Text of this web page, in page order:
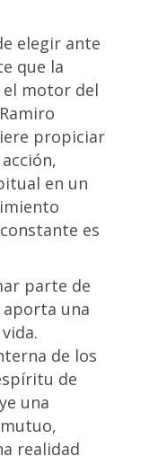
elegir ante
que la
motor del
propiciar
en un
es
parte de
una
de los
de
una
realidad